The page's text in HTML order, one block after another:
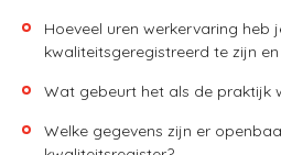
Hoeveel uren werkervaring
kwaliteitsgeregistreerd te zijn
Wat gebeurt het als de praktijk
Welke gegevens zijn er